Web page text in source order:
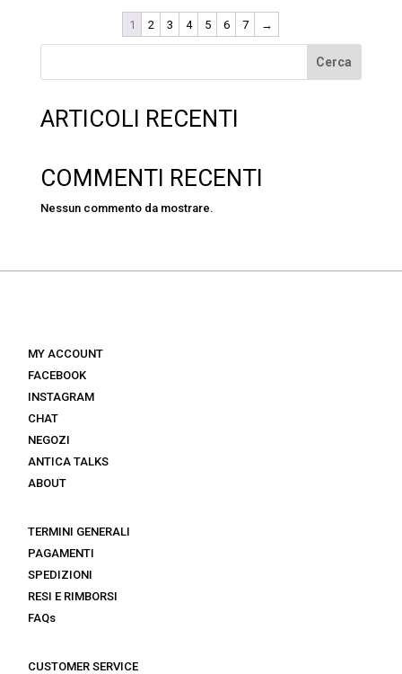
1 2 3 4 5 6 7 →
Cerca
ARTICOLI RECENTI
COMMENTI RECENTI
Nessun commento da mostrare.
MY ACCOUNT
FACEBOOK
INSTAGRAM
CHAT
NEGOZI
ANTICA TALKS
ABOUT
TERMINI GENERALI
PAGAMENTI
SPEDIZIONI
RESI E RIMBORSI
FAQs
CUSTOMER SERVICE